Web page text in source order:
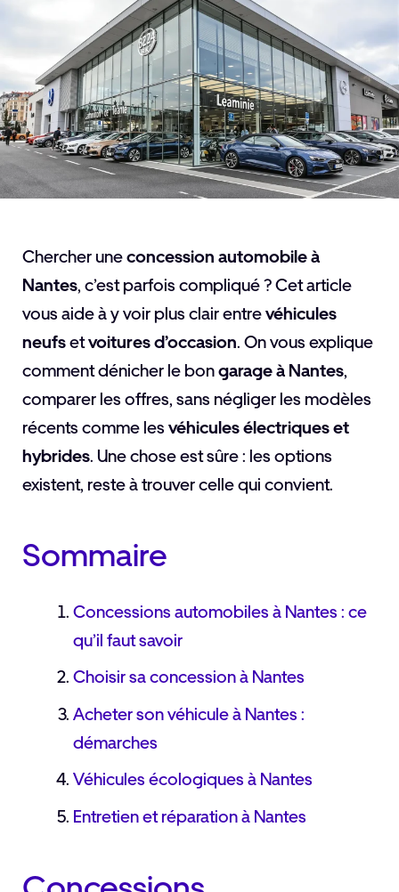
Chercher uneconcession automobile à
Nantes, c’est parfois compliqué ? Cet article
vous aide à y voir plus clair entrevéhicules
neufsetvoitures d’occasion. On vous explique
comment dénicher le bongarage à Nantes,
comparer les offres, sans négliger les modèles
récents comme les véhicules électriques et
hybrides. Une chose est sûre : les options
existent, reste à trouver celle qui convient.
Sommaire
Concessions automobiles à Nantes : ce
qu’il faut savoir
Choisir sa concession à Nantes
Acheter son véhicule à Nantes :
démarches
Véhicules écologiques à Nantes
Entretien et réparation à Nantes